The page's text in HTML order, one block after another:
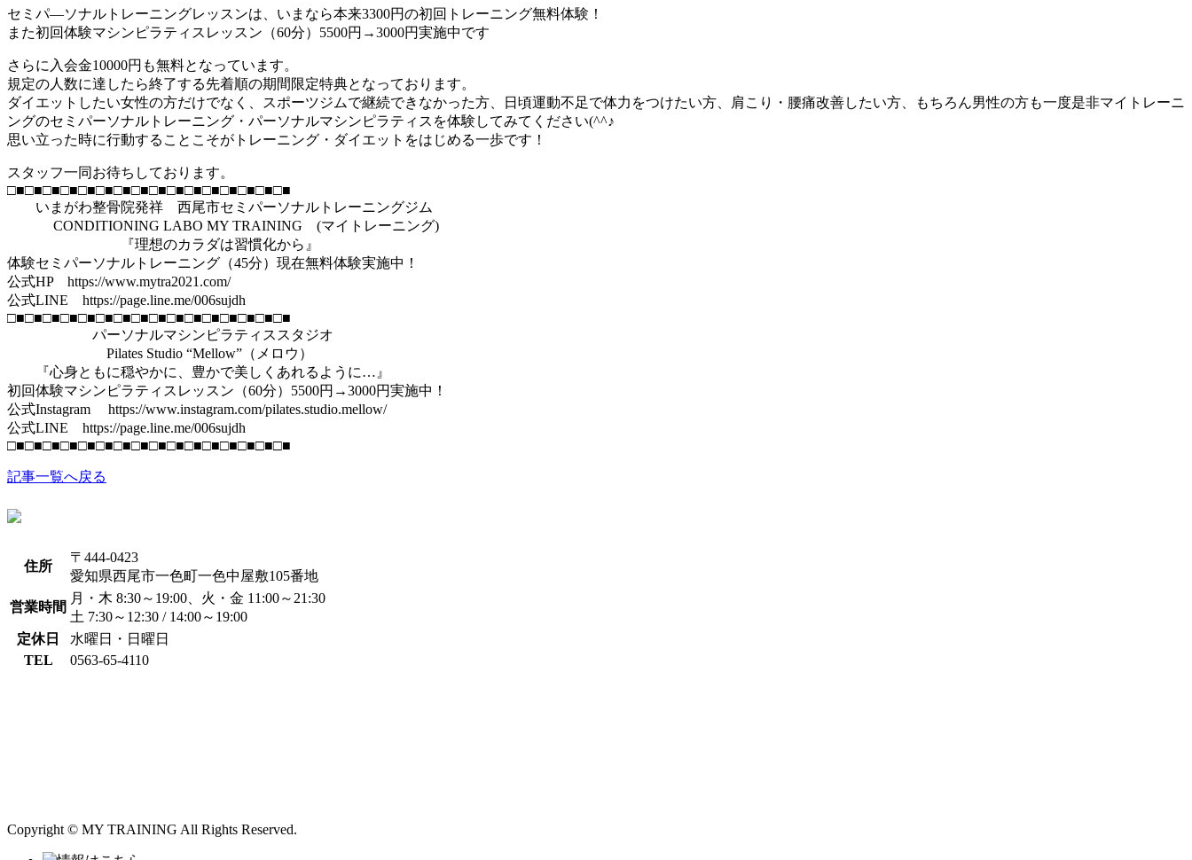
セミパ―ソナルトレーニングレッスンは、いまなら本来3300円の初回トレーニング無料体験！
また初回体験マシンピラティスレッスン（60分）5500円→3000円実施中です
さらに入会金10000円も無料となっています。
規定の人数に達したら終了する先着順の期間限定特典となっております。
ダイエットしたい女性の方だけでなく、スポーツジムで継続できなかった方、日頃運動不足で体力をつけたい方、肩こり・腰痛改善したい方、もちろん男性の方も一度是非マイトレーニ
ングのセミパーソナルトレーニング・パーソナルマシンピラティスを体験してみてください(^^♪
思い立った時に行動することこそがトレーニング・ダイエットをはじめる一歩です！
スタッフ一同お待ちしております。
□■□■□■□■□■□■□■□■□■□■□■□■□■□■□■□■
いまがわ整骨院発祥 西尾市セミパーソナルトレーニングジム
CONDITIONING LABO MY TRAINING (マイトレーニング)
『理想のカラダは習慣化から』
体験セミパーソナルトレーニング（45分）現在無料体験実施中！
公式HP https://www.mytra2021.com/
公式LINE https://page.line.me/006sujdh
□■□■□■□■□■□■□■□■□■□■□■□■□■□■□■□■
パーソナルマシンピラティススタジオ
Pilates Studio “Mellow”（メロウ）
『心身ともに穏やかに、豊かで美しくあれるように…』
初回体験マシンピラティスレッスン（60分）5500円→3000円実施中！
公式Instagram https://www.instagram.com/pilates.studio.mellow/
公式LINE https://page.line.me/006sujdh
□■□■□■□■□■□■□■□■□■□■□■□■□■□■□■□■
記事一覧へ戻る
住所
〒444-0423
愛知県西尾市一色町一色中屋敷105番地
営業時間
月・木 8:30～19:00、火・金 11:00～21:30
土 7:30～12:30 / 14:00～19:00
定休日
水曜日・日曜日
TEL
0563-65-4110
Copyright © MY TRAINING All Rights Reserved.